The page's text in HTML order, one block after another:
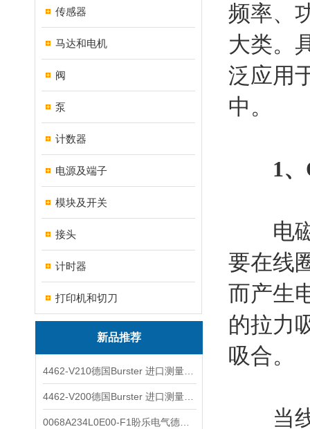
传感器
马达和电机
阀
泵
计数器
电源及端子
模块及开关
接头
计时器
打印机和切刀
新品推荐
频率、
大类。
泛应用
中。
1
电磁
要在线
而产生
的拉力
吸合。
当线